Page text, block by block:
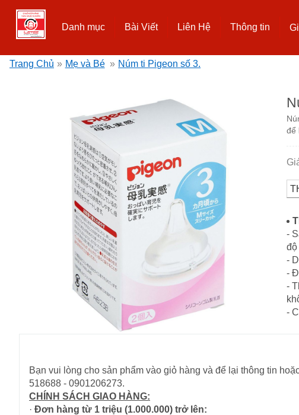
Danh mục Bài Viết Liên Hệ Thông tin
Trang Chủ » Mẹ và Bé » Núm ti Pigeon số 3.
để
-
-
-
-
-
Bạn vui lòng cho sản phẩm vào giỏ hàng và để lại thông tin
518688 - 0901206273.
CHÍNH SÁCH GIAO HÀNG:
· Đơn hàng từ 1 triệu (1.000.000) trở lên: